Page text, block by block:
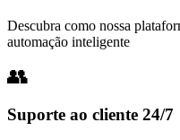
Descubra como nossa
automação inteligente
Suporte ao cliente 24/7